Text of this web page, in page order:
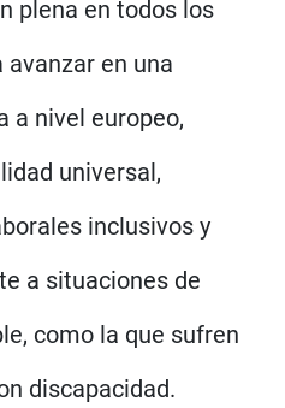
plena en todos los
en una
a nivel europeo,
universal,
inclusivos y
a situaciones de
como la que sufren
discapacidad.